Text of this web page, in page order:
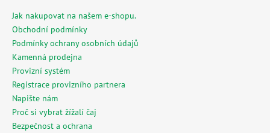
529
Kč
Jak nakupovat na našem e-shopu.
Obchodní podmínky
Podmínky ochrany osobních údajů
Kamenná prodejna
Provizní systém
Registrace provizního partnera
Napište nám
Proč si vybrat žížalí čaj
Bezpečnost a ochrana